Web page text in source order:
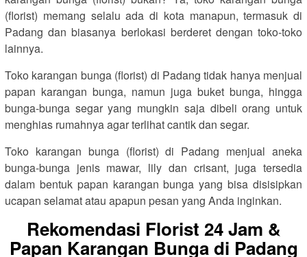
(florist) memang selalu ada di kota manapun, termasuk di
Padang dan biasanya berlokasi berderet dengan toko-toko
lainnya.
Toko karangan bunga (florist) di Padang tidak hanya menjual
papan karangan bunga, namun juga buket bunga, hingga
bunga-bunga segar yang mungkin saja dibeli orang untuk
menghias rumahnya agar terlihat cantik dan segar.
Toko karangan bunga (florist) di Padang menjual aneka
bunga-bunga jenis mawar, lily dan crisant, juga tersedia
dalam bentuk papan karangan bunga yang bisa disisipkan
ucapan selamat atau apapun pesan yang Anda inginkan.
Rekomendasi Florist 24 Jam &
Papan Karangan Bunga di Padang